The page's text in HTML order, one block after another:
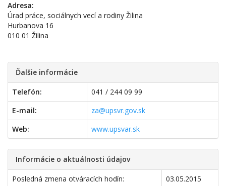
Adresa:
Úrad práce, sociálnych vecí a rodiny Žilina
Hurbanova 16
010 01 Žilina
Ďalšie informácie
Telefón:
041 / 244 09 99
E-mail:
za@upsvr.gov.sk
Web:
www.upsvar.sk
Informácie o aktuálnosti údajov
Posledná zmena otváracích hodín:
03.05.2015